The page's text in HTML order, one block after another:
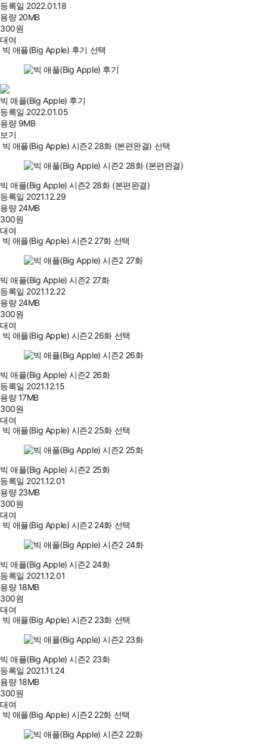
등록일 2022.01.18
용량 20MB
300원
대여
빅 애플(Big Apple) 후기 선택
빅 애플(Big Apple) 후기
등록일 2022.01.05
용량 9MB
보기
빅 애플(Big Apple) 시즌2 28화 (본편완결) 선택
빅 애플(Big Apple) 시즌2 28화 (본편완결)
등록일 2021.12.29
용량 24MB
300원
대여
빅 애플(Big Apple) 시즌2 27화 선택
빅 애플(Big Apple) 시즌2 27화
등록일 2021.12.22
용량 24MB
300원
대여
빅 애플(Big Apple) 시즌2 26화 선택
빅 애플(Big Apple) 시즌2 26화
등록일 2021.12.15
용량17MB
300원
대여
빅 애플(Big Apple) 시즌2 25화 선택
빅 애플(Big Apple) 시즌2 25화
등록일 2021.12.01
용량 23MB
300원
대여
빅 애플(Big Apple) 시즌2 24화 선택
빅 애플(Big Apple) 시즌2 24화
등록일 2021.12.01
용량18MB
300원
대여
빅 애플(Big Apple) 시즌2 23화 선택
빅 애플(Big Apple) 시즌2 23화
등록일 2021.11.24
용량18MB
300원
대여
빅 애플(Big Apple) 시즌2 22화 선택